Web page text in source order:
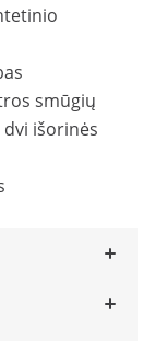
smūgių
dvi išorinės